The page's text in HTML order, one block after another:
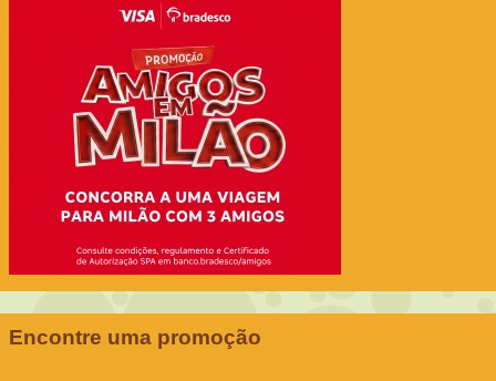
Encontre uma promoção